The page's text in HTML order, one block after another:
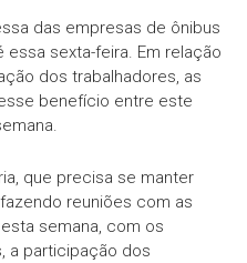
das empresas de ônibus
sexta-feira. Em relação
dos trabalhadores, as
benefício entre este
que precisa se manter
reuniões com as
semana, com os
a participação dos